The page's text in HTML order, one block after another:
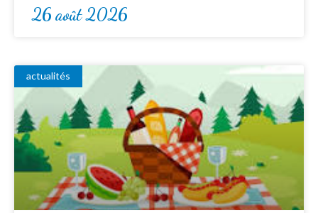
26 août 2026
actualités